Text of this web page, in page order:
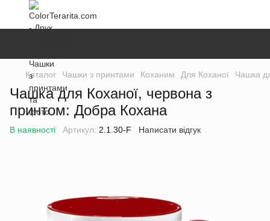
Каталог Чашки з принтами Коханим Для Коханої Чашка
Чашка для Коханої, червона з
принтом: Добра Кохана
В наявності Артикул: 2.1.30-F Написати відгук